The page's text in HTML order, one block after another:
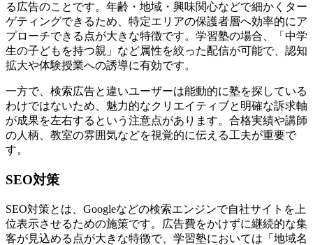
る広告のことです。年齢・地域・興味関心などで細かくター
ゲティングできるため、 特定エリアの保護者層へ効率的にア
プローチできる 点が大きな特徴です。学習塾の場合、「中学
生の子どもを持つ親」など属性を絞った配信が可能で、認知
拡大や体験授業への誘導に有効です。
一方で、検索広告と違いユーザーは能動的に塾を探している
わけではないため、 魅力的なクリエイティブと明確な訴求軸
が成果を左右する という注意点があります。合格実績や講師
の人柄、教室の雰囲気などを視覚的に伝える工夫が重要で
す。
SEO対策
SEO対策とは、Googleなどの検索エンジンで自社サイトを上
位表示させるための施策です。広告費をかけずに継続的な集
客が見込める点が大きな特徴で、学習塾においては「地域名